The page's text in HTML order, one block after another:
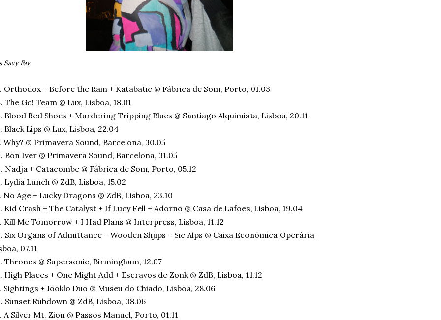
Savy Fav
Orthodox + Before the Rain + Katabatic @ Fábrica de Som, Porto, 01.03
The Go! Team @ Lux, Lisboa, 18.01
Blood Red Shoes + Murdering Tripping Blues @ Santiago Alquimista, Lisboa, 20.11
Black Lips @ Lux, Lisboa, 22.04
Why? @ Primavera Sound, Barcelona, 30.05
Bon Iver @ Primavera Sound, Barcelona, 31.05
Nadja + Catacombe @ Fábrica de Som, Porto, 05.12
Lydia Lunch @ ZdB, Lisboa, 15.02
No Age + Lucky Dragons @ ZdB, Lisboa, 23.10
Kid Crash + The Catalyst + If Lucy Fell + Adorno @ Casa de Lafões, Lisboa, 19.04
Kill Me Tomorrow + I Had Plans @ Interpress, Lisboa, 11.12
Six Organs of Admittance + Wooden Shjips + Sic Alps @ Caixa Económica Operária,
07.11
Thrones @ Supersonic, Birmingham, 12.07
High Places + One Might Add + Escravos de Zonk @ ZdB, Lisboa, 11.12
Sightings + Jooklo Duo @ Museu do Chiado, Lisboa, 28.06
Sunset Rubdown @ ZdB, Lisboa, 08.06
A Silver Mt. Zion @ Passos Manuel, Porto, 01.11